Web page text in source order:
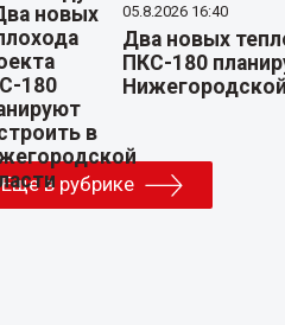
05.8.2026 16:40
Два новых
ПКС-180
Еще в рубрике